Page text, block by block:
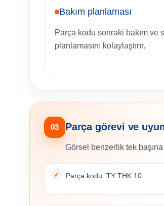
Bakım planlaması
Parça kodu sonraki bakım ve
planlamasını kolaylaştırır.
03 Parça görevi ve
Görsel benzerlik tek
Parça kodu: TY THK 10.